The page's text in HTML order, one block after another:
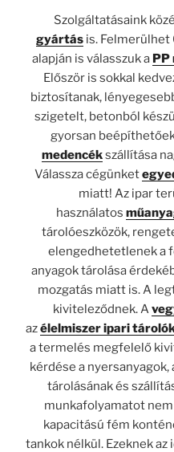
Szolgáltatásaink
gyártásis. Felmerülhet
alapján is válasszuk a PP
Először is sokkal
biztosítanak,
szigetelt, betonból
gyorsan
medencékszállítása
Válassza cégünket
miatt! Az ipar
használatos
tárolóeszközök,
elengedhetetlenek a
anyagok tárolása
mozgatás miatt is. A
kiviteleződnek. A
azélelmiszer ipari
a termelés megfelelő
kérdése a
tárolásának és
munkafolyamatot
kapacitású fém
tankok nélkül. Ezeknek